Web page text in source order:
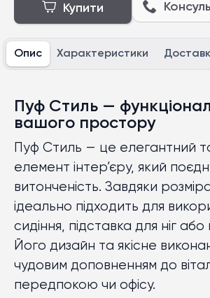
Купити
Опис Характеристики
Пуф Стиль —
вашого простору
Пуф Стиль — це елегантний
елемент інтер’єру, який
витонченість. Завдяки
ідеально підходить для
сидіння, підставка для ніг
Його дизайн та якісне
чудовим доповненням до
передпокою чи офісу.